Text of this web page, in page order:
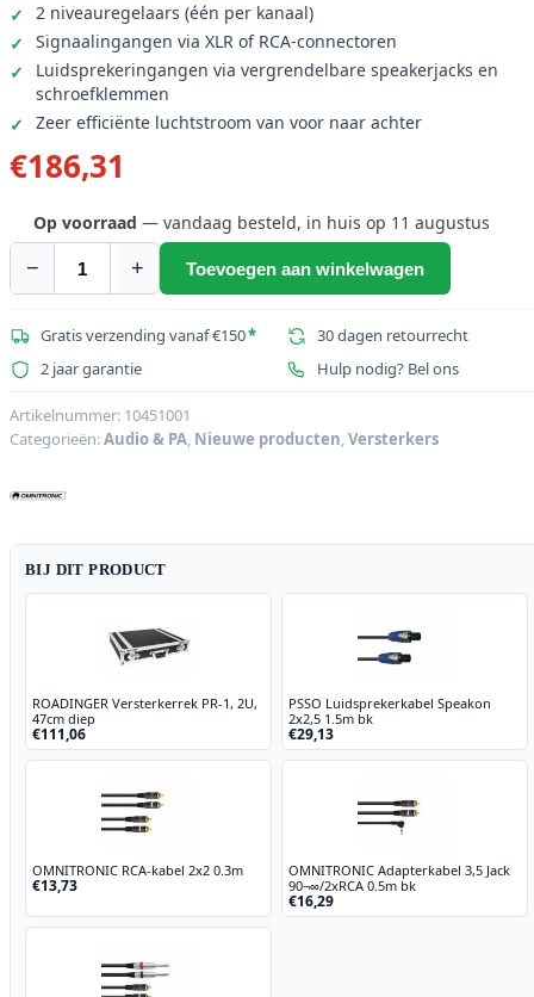
2 niveauregelaars (één per kanaal)
Signaalingangen via XLR of RCA-connectoren
Luidsprekeringangen via vergrendelbare speakerjacks en
schroefklemmen
Zeer efficiënte luchtstroom van voor naar achter
€186,31
Op voorraad — vandaag besteld, in huis op 11 augustus
−
OMNITRONIC
350
MK2
aantal
+ Toevoegen aan winkelwagen
Gratis verzending vanaf €150*
30 dagen retourrecht
2 jaar garantie
Hulp nodig? Bel ons
Artikelnummer: 10451001
Categorieën:Audio & PA, Nieuwe producten,Versterkers
BIJ DIT PRODUCT
ROADINGER Versterkerrek PR-1, 2U,
47cm diep
€111,06
PSSO Luidsprekerkabel Speakon
2x2,5 1.5m bk
€29,13
OMNITRONIC RCA-kabel 2x2 0.3m
€13,73
OMNITRONIC Adapterkabel 3,5 Jack
90¬∞/2xRCA 0.5m bk
€16,29